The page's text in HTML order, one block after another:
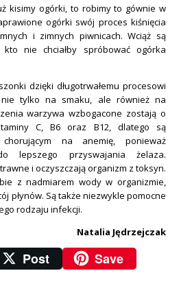
kisimy ogórki, to robimy to gównie w
ogórki swój proces kiśnięcia
i zimnych piwnicach. Wciąż są
nie chciałby spróbować ogórka
dzięki długotrwałemu procesowi
tylko na smaku, ale również na
warzywa wzbogacone zostają o
C, B6 oraz B12, dlatego są
na anemię, ponieważ
lepszego przyswajania żelaza.
i oczyszczają organizm z toksyn.
z nadmiarem wody w organizmie,
płynów. Są także niezwykle pomocne
rodzaju infekcji.
Natalia Jędrzejczak
Post Save